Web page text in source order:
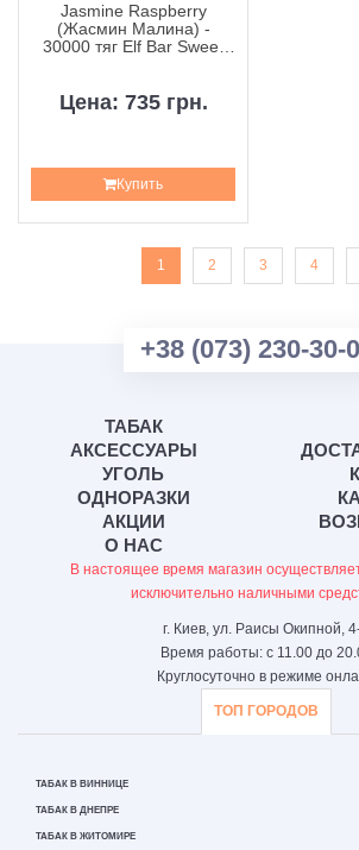
Jasmine Raspberry
(Жасмин Малина) -
30000 тяг Elf Bar Sweet
Цена: 735 грн.
Купить
1 2 3 4
+38 (073) 230-30-
ТАБАК
АКСЕССУАРЫ
УГОЛЬ
ОДНОРАЗКИ
АКЦИИ
О НАС
В настоящее время магазин
исключительно наличными
г. Киев, ул. Раисы Окипной,
Время работы: с 11.00 до
Круглосуточно в режиме
ТОП ГОРОДОВ
ТАБАК В ВИННИЦЕ
ТАБАК В ДНЕПРЕ
ТАБАК В ЖИТОМИРЕ